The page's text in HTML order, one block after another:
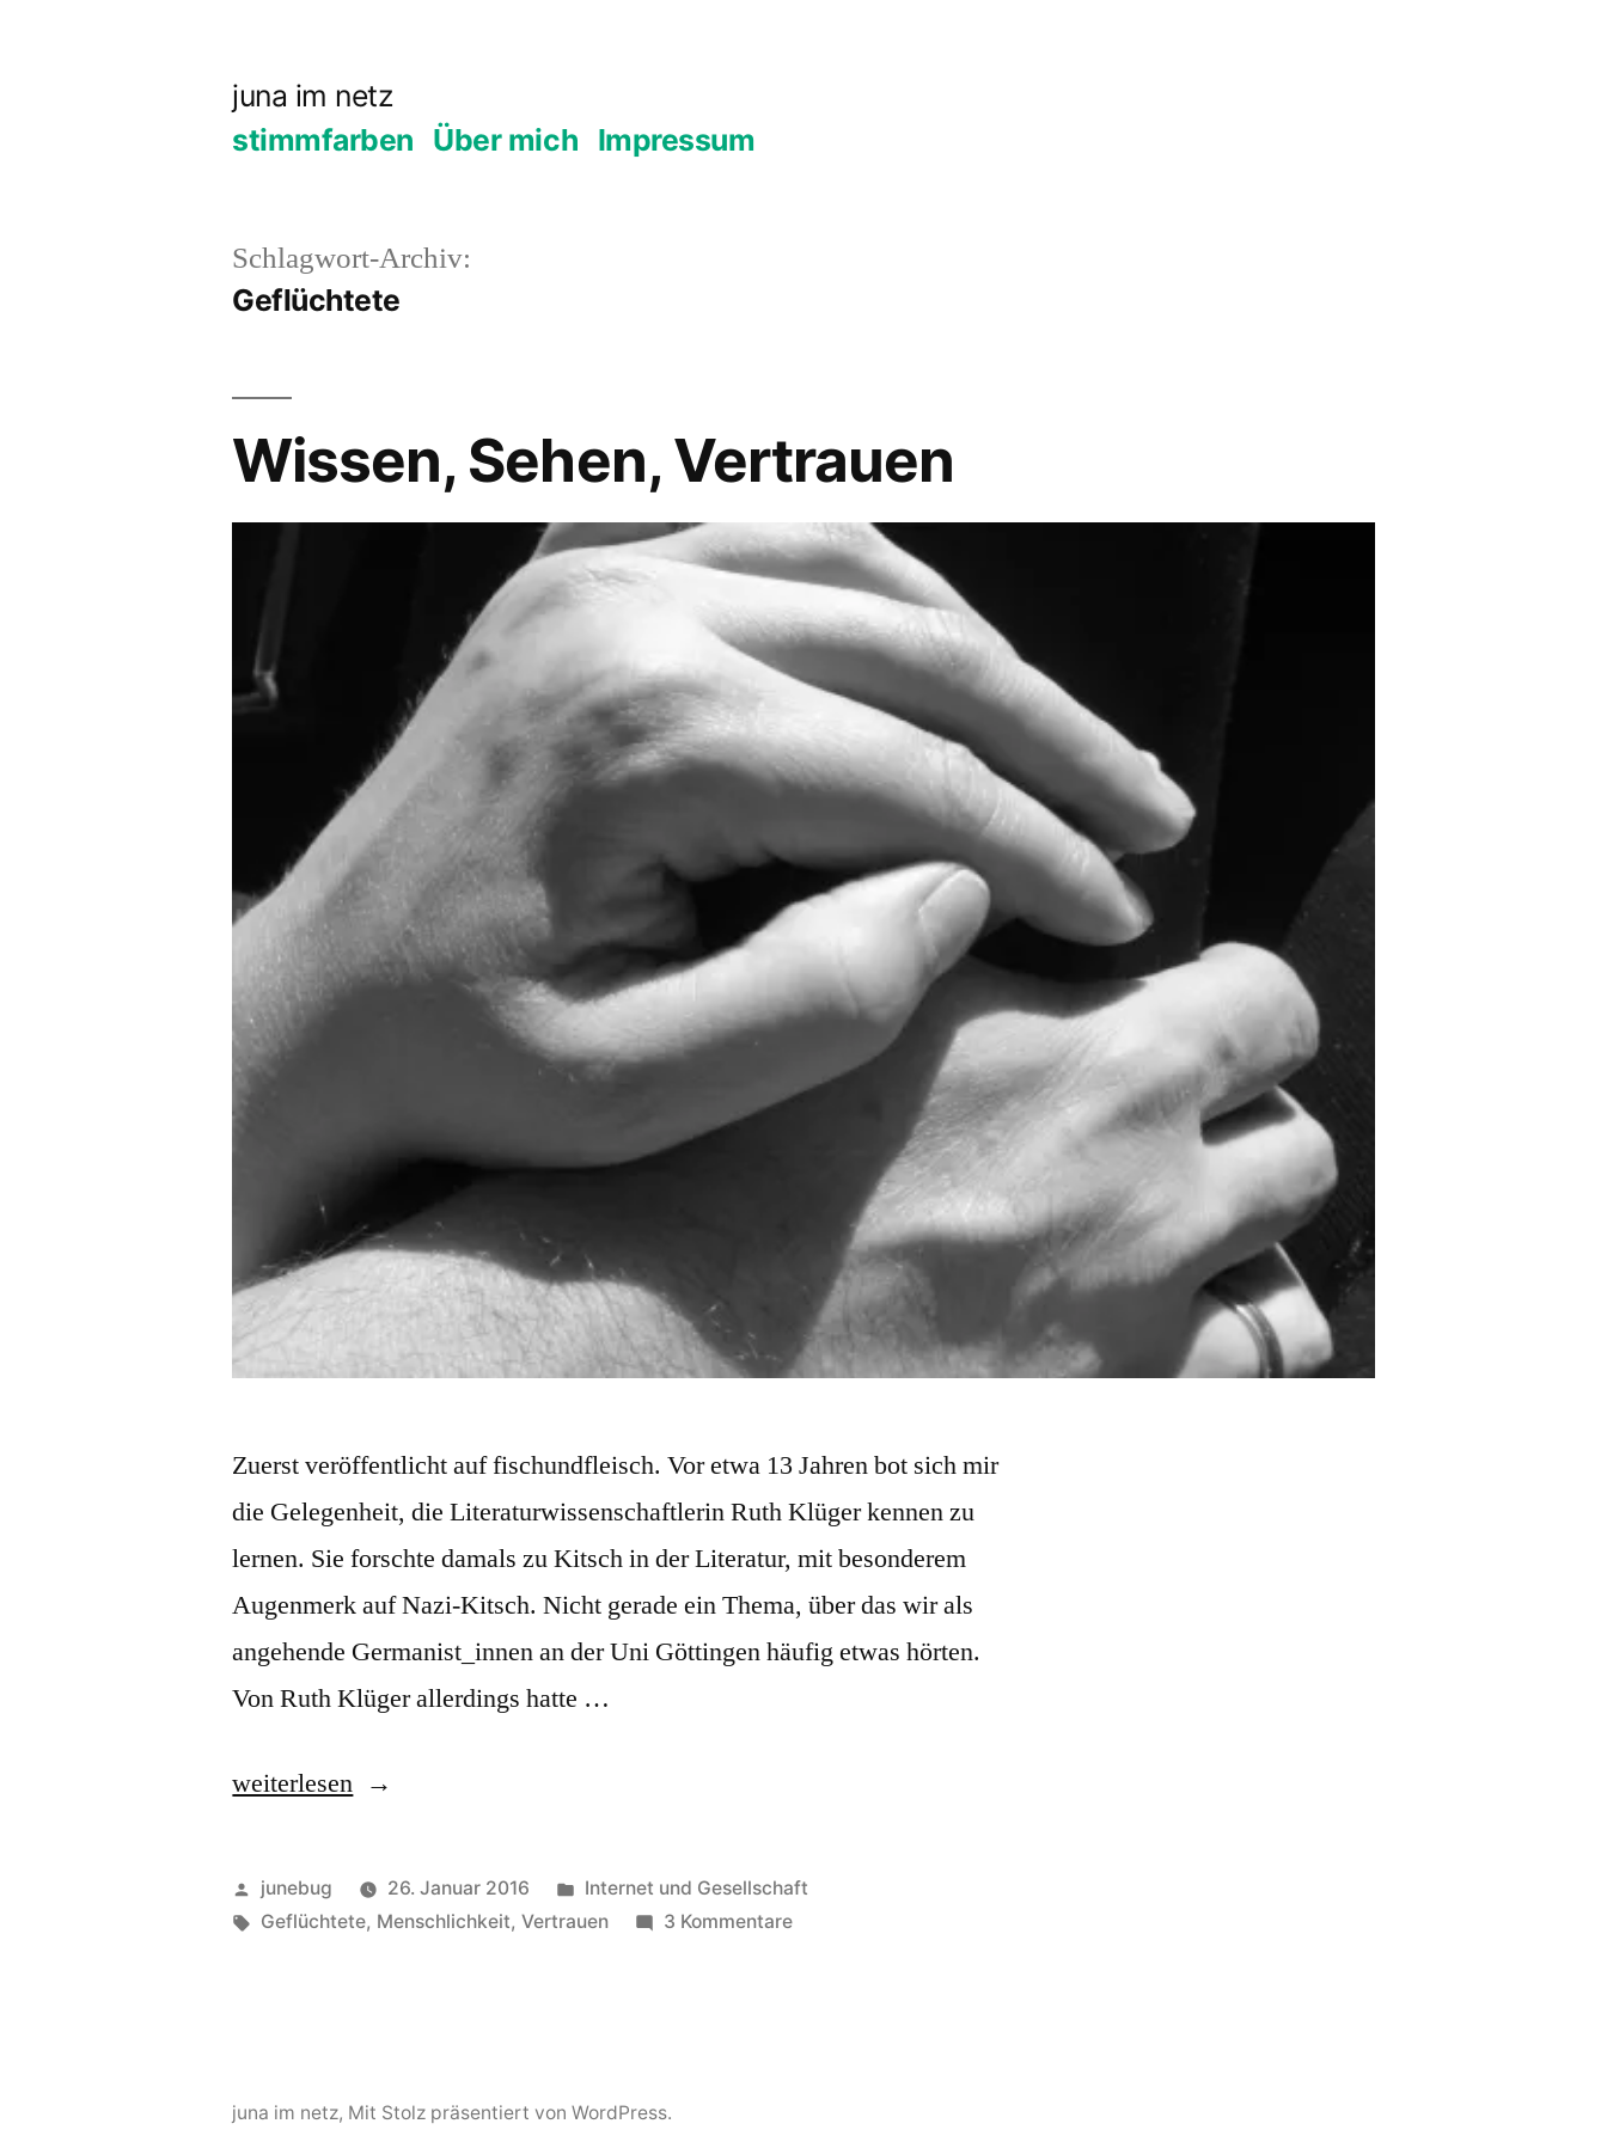
juna im netz
stimmfarben Über mich Impressum
Schlagwort-Archiv:
Geflüchtete
Wissen, Sehen, Vertrauen
Zuerst veröffentlicht auf fischundfleisch. Vor etwa 13 Jahren bot sich mir
die Gelegenheit, die Literaturwissenschaftlerin Ruth Klüger kennen zu
lernen. Sie forschte damals zu Kitsch in der Literatur, mit besonderem
Augenmerk auf Nazi-Kitsch. Nicht gerade ein Thema, über das wir als
angehende Germanist_innen an der Uni Göttingen häufig etwas hörten.
Von Ruth Klüger allerdings hatte …
„Wissen,
Vertrauen“
weiterlesen
Veröffentlicht
von
junebug 26. Januar 2016
Veröffentlicht
in
Internet und Gesellschaft
Schlagwörter:
Geflüchtete, Menschlichkeit,Vertrauen 3 Kommentarezu
juna im netz, Mit Stolz präsentiert von WordPress.